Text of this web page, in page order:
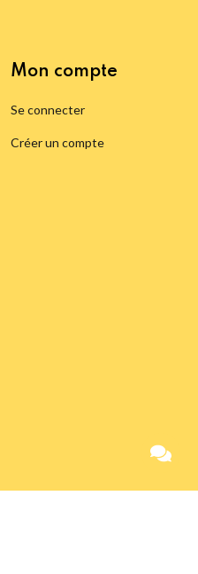
Mon compte
Se connecter
Créer un compte